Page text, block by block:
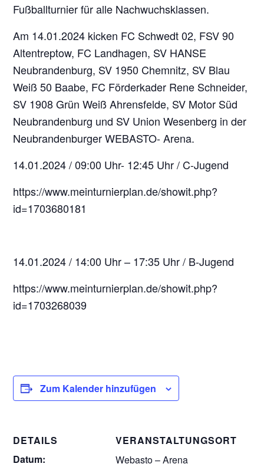
Fußballturnier für alle Nachwuchsklassen.
Am 14.01.2024 kicken FC Schwedt 02, FSV 90
Altentreptow, FC Landhagen, SV HANSE
Neubrandenburg, SV 1950 Chemnitz, SV Blau
Weiß 50 Baabe, FC Förderkader Rene Schneider,
SV 1908 Grün Weiß Ahrensfelde, SV Motor Süd
Neubrandenburg und SV Union Wesenberg in der
Neubrandenburger WEBASTO- Arena.
14.01.2024 /09:00 Uhr- 12:45 Uhr / C-Jugend
https://www.meinturnierplan.de/showit.php?
id=1703680181
14.01.2024 / 14:00 Uhr – 17:35 Uhr / B-Jugend
https://www.meinturnierplan.de/showit.php?
id=1703268039
Zum Kalender hinzufügen
DETAILS
Datum:
VERANSTALTUNGSORT
Webasto – Arena